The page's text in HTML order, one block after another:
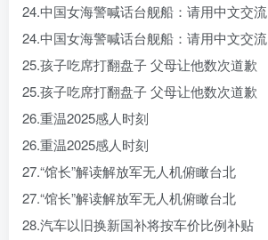
24.中国女海警喊话台舰船：请用中文交流
24.中国女海警喊话台舰船：请用中文交流
25.孩子吃席打翻盘子 父母让他数次道歉
25.孩子吃席打翻盘子 父母让他数次道歉
26.重温2025感人时刻
26.重温2025感人时刻
27.“馆长”解读解放军无人机俯瞰台北
27.“馆长”解读解放军无人机俯瞰台北
28.汽车以旧换新国补将按车价比例补贴